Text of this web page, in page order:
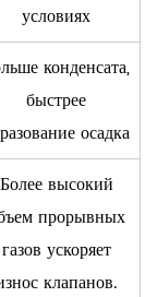
условиях
конденсата,
быстрее
осадка
Более высокий
прорывных
газов ускоряет
клапанов.